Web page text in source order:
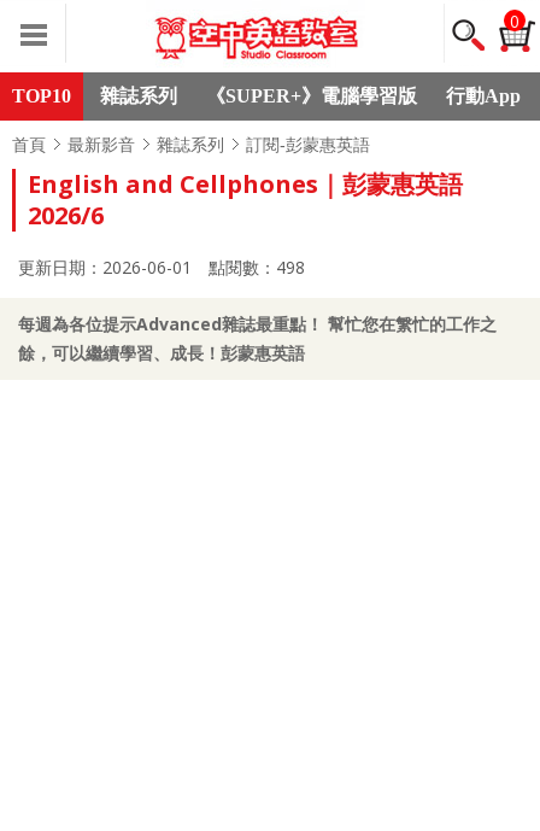
0
TOP10 雜誌系列 《SUPER+》電腦學習版 行動App
首頁 最新影音 雜誌系列 訂閱-彭蒙惠英語
English and Cellphones｜彭蒙惠英語
2026/6
更新日期：2026-06-01 點閱數：498
每週為各位提示Advanced雜誌最重點！ 幫忙您在䌓忙的工作之
餘，可以繼續學習、成長！彭蒙惠英語